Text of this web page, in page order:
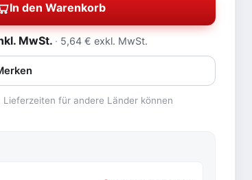
In den Warenkorb
MwSt. 5,64 € exkl. MwSt.
für andere Länder können